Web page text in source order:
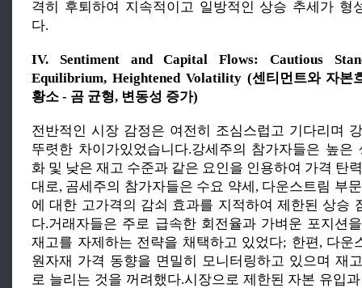
격히 후퇴하여 지속적이고 일방적인 상승 추세가 형
다.
IV. Sentiment and Capital Flows: Cautious
Equilibrium, Heightened Volatility (센티먼트와 자본
황소 - 곰 균형, 변동성 증가)
전반적인 시장 감정은 여전히 조심스럽고 기다리며
뚜렷한 차이가있었습니다.강세주의 참가자들은 높은
화 및 낮은 재고 수준과 같은 요인을 인용하여 가격 탄
대로, 곰세주의 참가자들은 수요 약세, 다운스트림 부
에 대한 고가격의 감쇠 효과를 지적하여 제한된 상승
다.거래자들은 주로 급속한 회전율과 가벼운 포지션
재고를 자제하는 전략을 채택하고 있었다; 한편, 다운
원자재 가격 동향을 면밀히 모니터링하고 있으며 재
로 늘리는 것을 꺼려했다.시장으로 제한된 자본 유입